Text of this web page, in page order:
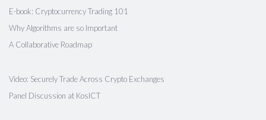
E-book: Cryptocurrency Trading 101
Why Algorithms are so Important
A Collaborative Roadmap
Video: Securely Trade Across Crypto Exchanges
Panel Discussion at KosICT